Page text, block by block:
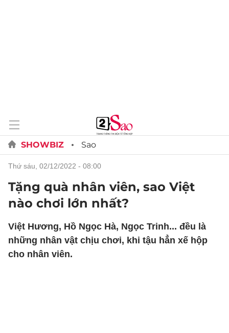
SHOWBIZ Sao
thứ sáu, 02/12/2022 - 08:00
Tặng quà nhân viên, sao Việt
nào chơi lớn nhất?
Việt Hương, Hồ Ngọc Hà, Ngọc Trinh... đều là
những nhân vật chịu chơi, khi tậu hẳn xế hộp
cho nhân viên.